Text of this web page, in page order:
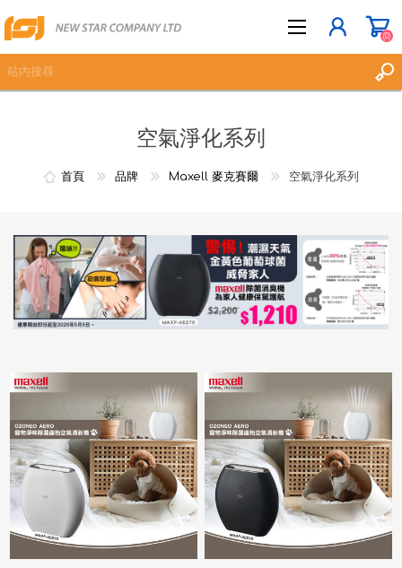
登入
(0)
空氣淨化系列
首頁 品牌 Maxell 麥克賽爾 空氣淨化系列